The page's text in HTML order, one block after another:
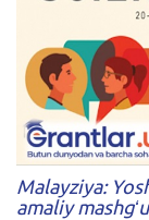
Malayziya:
amaliy